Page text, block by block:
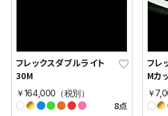
フレックスダブルライト
30M
￥164,000（税別）
8点
フレ
Mカ
￥